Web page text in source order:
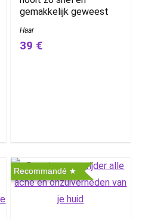
gemakkelijk geweest
Haar
39 €
Recommandé